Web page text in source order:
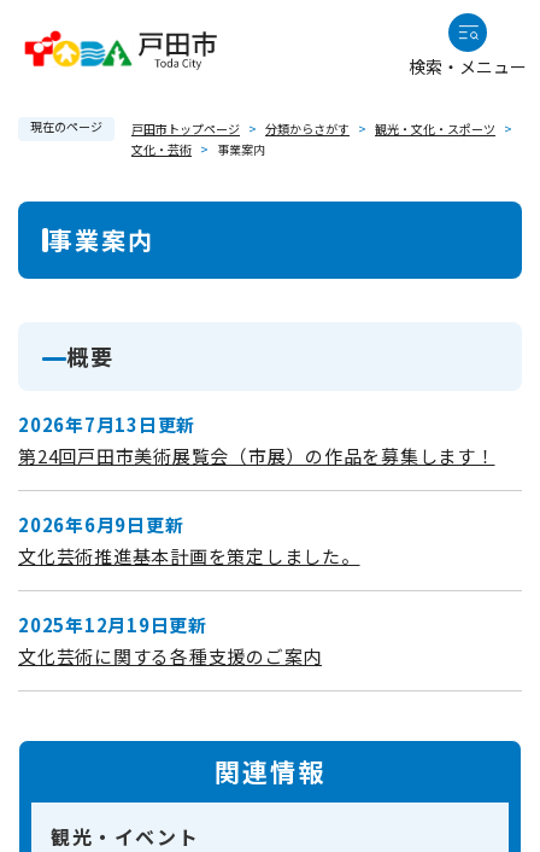
検索・メニュー
現在のページ 戸田市トップページ > 分類からさがす > 観光・文化・スポーツ >
文化・芸術 > 事業案内
本
事業案内
概要
2026年7月13日更新
第24回戸田市美術展覧会（市展）の作品を募集します！
2026年6月9日更新
文化芸術推進基本計画を策定しました。
2025年12月19日更新
文化芸術に関する各種支援のご案内
関連情報
観光・イベント